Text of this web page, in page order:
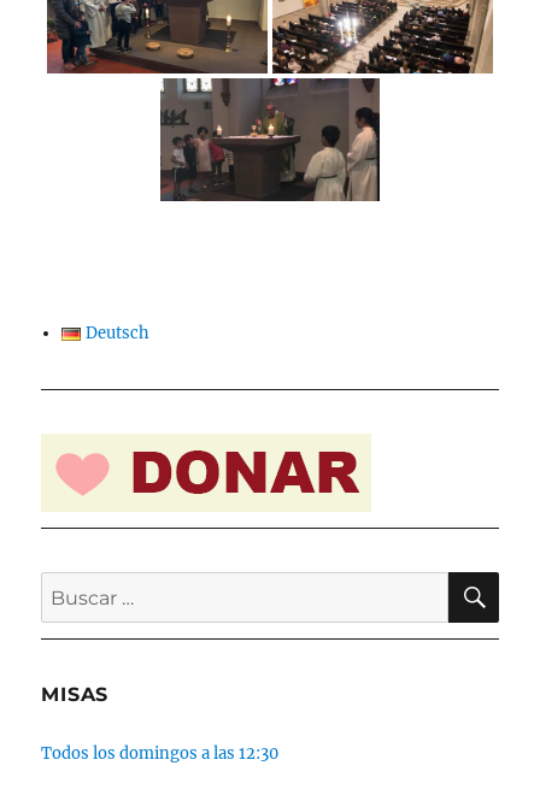
Deutsch
por:
MISAS
Todos los domingos a las 12:30